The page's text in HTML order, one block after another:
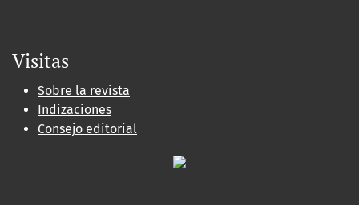
Visitas
Sobre la revista
Indizaciones
Consejo editorial